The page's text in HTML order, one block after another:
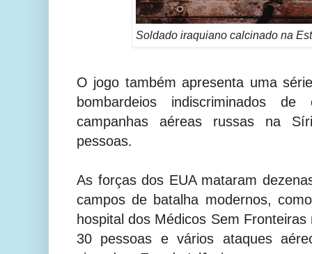
Soldado iraquiano calcinado na
O jogo também apresenta uma
bombardeios indiscriminados
campanhas aéreas russas na
pessoas.
As forças dos EUA mataram
campos de batalha modernos,
hospital dos Médicos Sem
30 pessoas e vários ataques